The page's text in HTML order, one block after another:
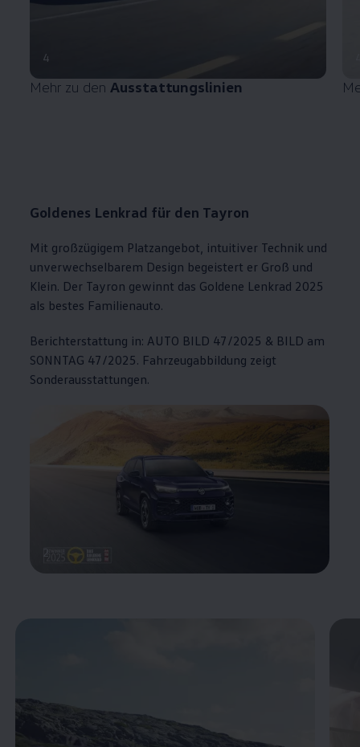
4
Mehr zu den Ausstattungslinien
Goldenes Lenkrad für den Tayron
Mit großzügigem Platzangebot, intuitiver Technik und
unverwechselbarem Design begeistert er Groß und
Klein. Der Tayron gewinnt das Goldene Lenkrad 2025
als bestes Familienauto.
Berichterstattung in: AUTO BILD 47/2025 & BILD am
SONNTAG 47/2025. Fahrzeugabbildung zeigt
Sonderausstattungen.
2